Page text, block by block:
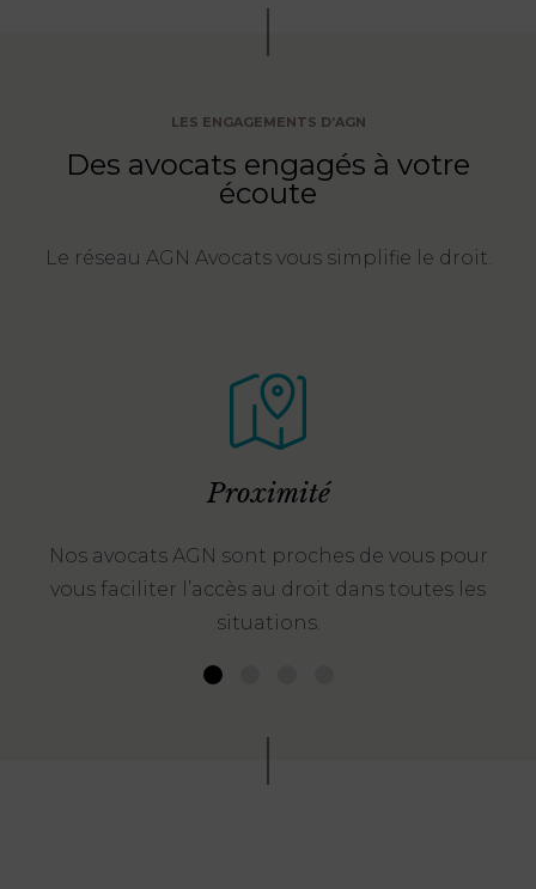
LES ENGAGEMENTS D’AGN
Des avocats engagés à votre
écoute
Le réseau AGN Avocats vous simplifie le droit.
Proximité
Nos avocats AGN sont proches de vous pour
vous faciliter l’accès au droit dans toutes les
situations.